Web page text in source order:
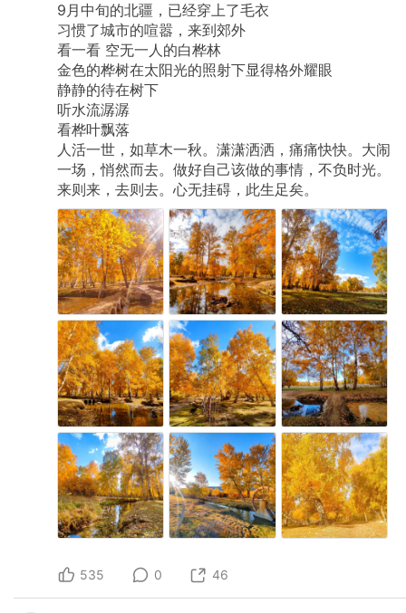
9月中旬的北疆，已经穿上了毛衣
习惯了城市的喧嚣，来到郊外
看一看 空无一人的白桦林
金色的桦树在太阳光的照射下显得格外耀眼
静静的待在树下
听水流潺潺
看桦叶飘落
人活一世，如草木一秋。潇潇洒洒，痛痛快快。大闹
一场，悄然而去。做好自己该做的事情，不负时光。
来则来，去则去。心无挂碍，此生足矣。
535 0 46